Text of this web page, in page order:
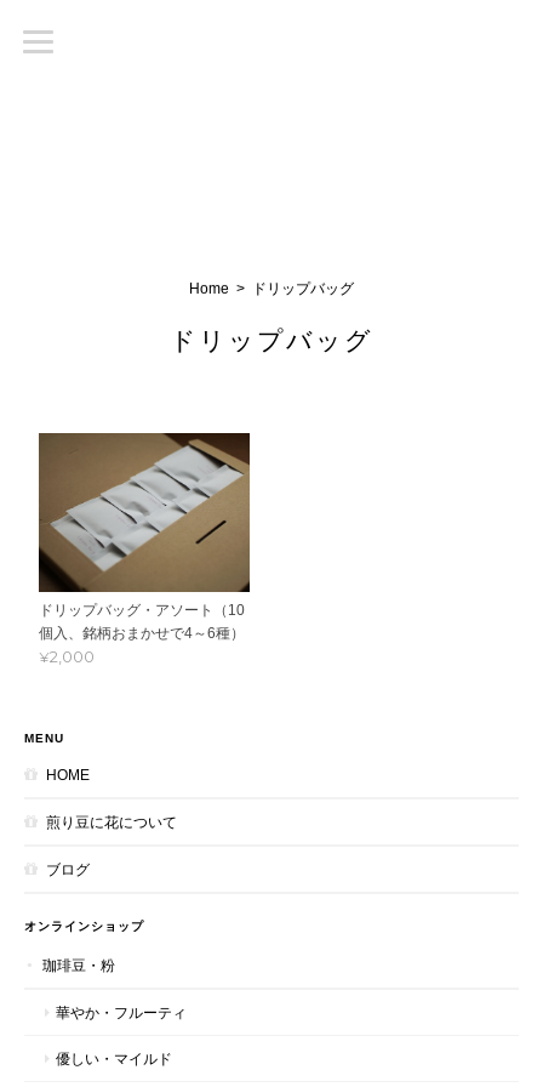
Home ドリップバッグ
ドリップバッグ
ドリップバッグ・アソート（10
個入、銘柄おまかせで4～6種）
¥2,000
MENU
HOME
煎り豆に花について
ブログ
オンラインショップ
珈琲豆・粉
華やか・フルーティ
優しい・マイルド